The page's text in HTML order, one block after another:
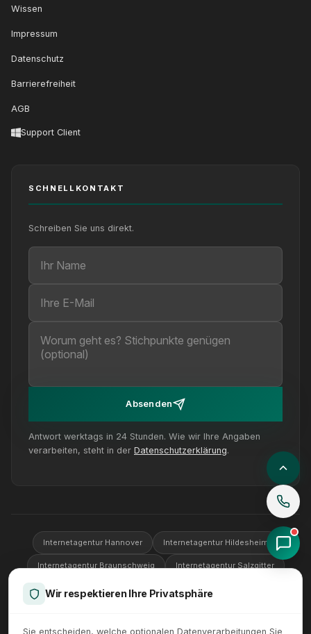
Wissen
Impressum
Datenschutz
Barrierefreiheit
AGB
Support Client
SCHNELLKONTAKT
Schreiben Sie uns direkt.
Ihr Name
Ihre E-Mail
Ihre Nachricht (optional)
Absenden
Antwort werktags in 24 Stunden. Wie wir Ihre Angaben
verarbeiten, steht in der Datenschutzerklärung.
Internetagentur Hannover Internetagentur Hildesheim
Internetagentur Braunschweig Internetagentur Salzgitter
Internetagentur Wolfsburg Internetagentur Göttingen
Wir respektieren Ihre Privatsphäre
Sie entscheiden, welche optionalen Datenverarbeitungen Sie